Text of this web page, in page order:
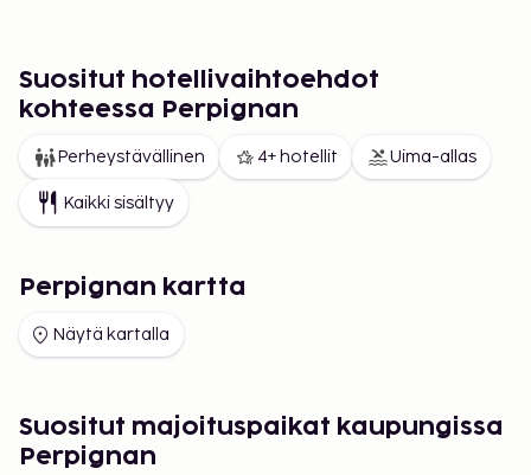
Suositut hotellivaihtoehdot
kohteessa Perpignan
Perheystävällinen 4+ hotellit Uima-allas
Kaikki sisältyy
Perpignan kartta
Näytä kartalla
Suositut majoituspaikat kaupungissa
Perpignan